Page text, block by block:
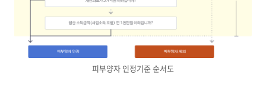
피부양자 인정기준 순서도